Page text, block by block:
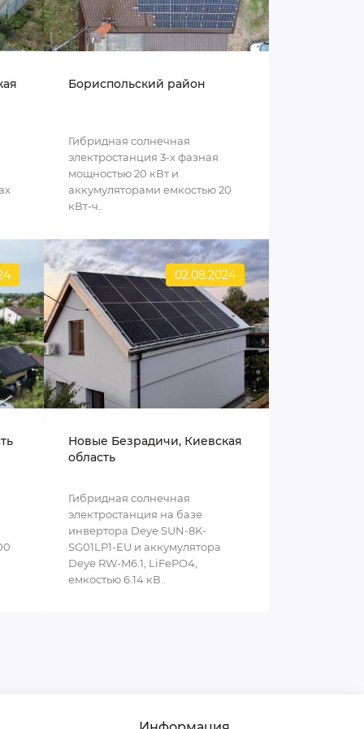
Бориспольский район
Гибридная солнечная
электростанция 3-х фазная
мощностью 20 кВт и
аккумуляторами емкостью 20
кВт-ч..
02.08.2024
Новые Безрадичи, Киевская
область
Гибридная солнечная
электростанция на базе
инвертора Deye SUN-8K-
SG01LP1-EU и аккумулятора
Deye RW-M6.1, LiFePO4,
емкостью 6.14 кВ..